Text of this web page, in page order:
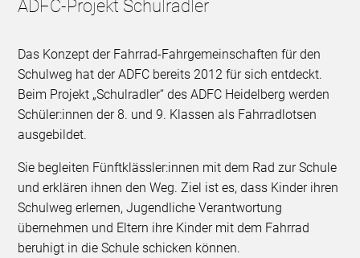
ADFC-Projekt Schulradler
Das Konzept der Fahrrad-Fahrgemeinschaften für den
Schulweg hat der ADFC bereits 2012 für sich entdeckt.
Beim Projekt „Schulradler“ des ADFC Heidelberg werden
Schüler:innen der 8. und 9. Klassen als Fahrradlotsen
ausgebildet.
Sie begleiten Fünftklässler:innen mit dem Rad zur Schule
und erklären ihnen den Weg. Ziel ist es, dass Kinder ihren
Schulweg erlernen, Jugendliche Verantwortung
übernehmen und Eltern ihre Kinder mit dem Fahrrad
beruhigt in die Schule schicken können.